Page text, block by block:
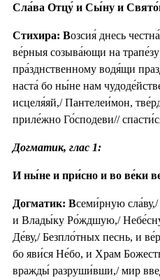
Сла́ва Отцу́ и Сы́ну и
Стихира: Возсия́ днесь
ве́рныя созыва́ющи на
пра́зднственному водя́щи
наста́ бо ны́не нам
исцеля́яй,/ Пантелеи́мон,
приле́жно Го́сподеви//
Догматик, глас 1:
И ны́не и при́сно и во ве́ки
Догматик: Всеми́рную
и Влады́ку Ро́ждшую,/
Де́ву,/ Безпло́тных песнь, и
бо яви́ся Не́бо, и Храм
вражды́ разруши́вши,/ мир